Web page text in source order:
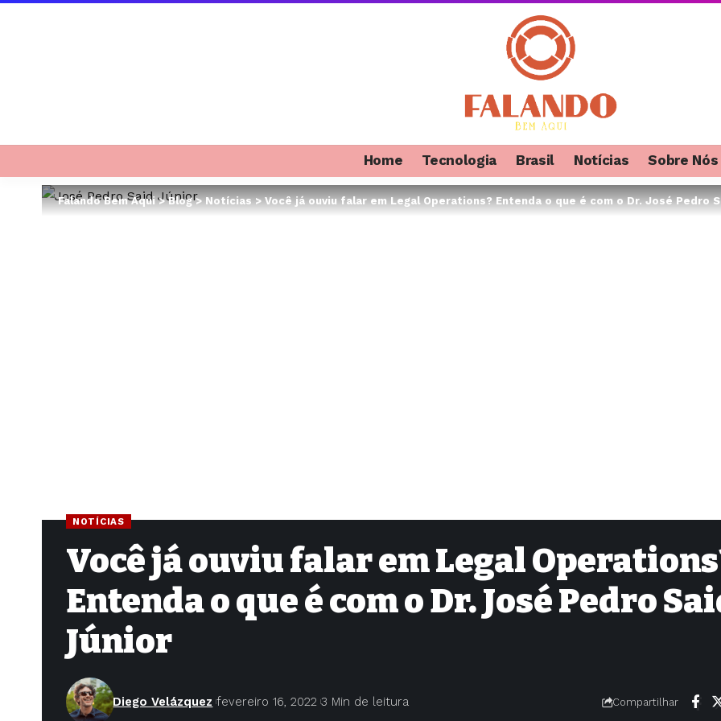
Home Tecnologia Brasil Notícias Sobre Nós
Falando Bem Aqui>Blog>Notícias>Você já ouviu falar em Legal Operations? Entenda o que é com o Dr. José Pedro
NOTÍCIAS
Você já ouviu falar em Legal
Entenda o que é com o Dr. José Pedro
Júnior
Diego Velázquez fevereiro 16, 2022 3 Min de leitura Compartilhar